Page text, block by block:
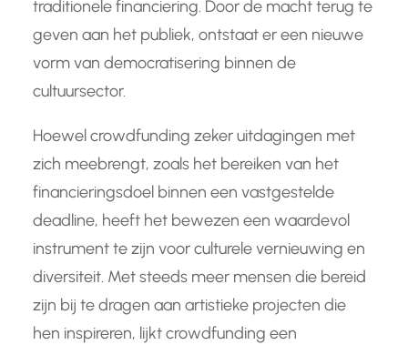
traditionele financiering. Door de macht terug te
geven aan het publiek, ontstaat er een nieuwe
vorm van democratisering binnen de
cultuursector.
Hoewel crowdfunding zeker uitdagingen met
zich meebrengt, zoals het bereiken van het
financieringsdoel binnen een vastgestelde
deadline, heeft het bewezen een waardevol
instrument te zijn voor culturele vernieuwing en
diversiteit. Met steeds meer mensen die bereid
zijn bij te dragen aan artistieke projecten die
hen inspireren, lijkt crowdfunding een